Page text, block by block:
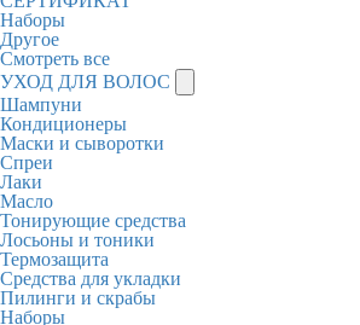
Наборы
Другое
Смотреть все
УХОД ДЛЯ ВОЛОС
Шампуни
Кондиционеры
Маски и сыворотки
Спреи
Лаки
Масло
Тонирующие средства
Лосьоны и тоники
Термозащита
Средства для укладки
Пилинги и скрабы
Наборы